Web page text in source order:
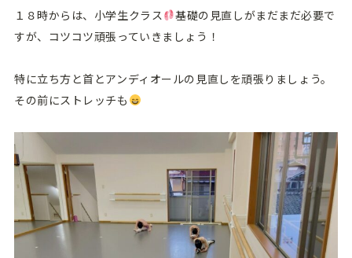
１８時からは、小学生クラス
基礎の見直しがまだまだ必要で
すが、コツコツ頑張っていきましょう！
特に立ち方と首とアンディオールの見直しを頑張りましょう。
その前にストレッチも